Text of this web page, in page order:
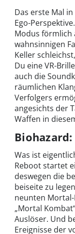
Das erste Mal
Ego-
Modus förmlich
wahnsinnigen
Keller
Du eine VR-
auch die
räumlichen
Verfolgers
angesichts der
Waffen in
Was ist
Reboot startet
deswegen die
beiseite zu
neunten
„Mortal
Auslöser. Und
Ereignisse der